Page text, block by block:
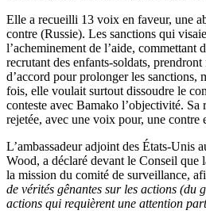
Elle a recueilli 13 voix en faveur, une
contre (Russie). Les sanctions qui
l’acheminement de l’aide, commettant
recrutant des enfants-soldats,
d’accord pour prolonger les sanctions,
fois, elle voulait surtout dissoudre le
conteste avec Bamako l’objectivité. Sa
rejetée, avec une voix pour, une contre
L’ambassadeur adjoint des États-Unis
Wood, a déclaré devant le Conseil que
la mission du comité de surveillance,
de vérités gênantes sur les actions (du
actions qui requièrent une attention